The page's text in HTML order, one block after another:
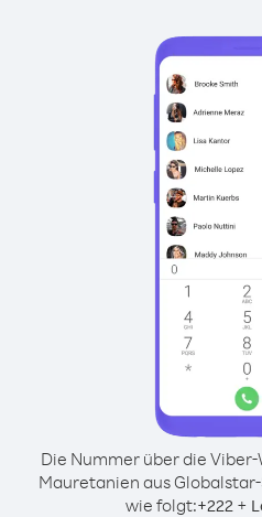
Die Nummer über die
Mauretanien aus
wie folgt:+222+